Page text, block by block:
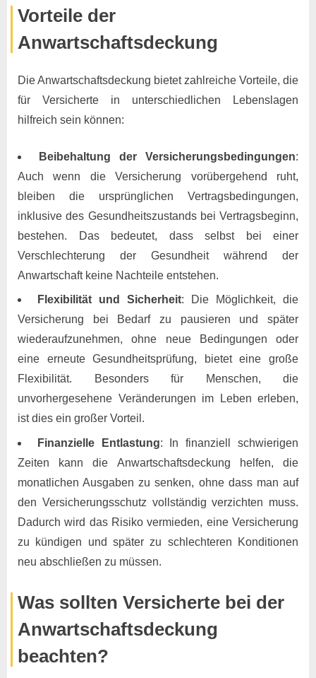
Vorteile der
Anwartschaftsdeckung
Die Anwartschaftsdeckung bietet zahlreiche Vorteile, die
für Versicherte in unterschiedlichen Lebenslagen
hilfreich sein können:
Beibehaltung der Versicherungsbedingungen:
Auch wenn die Versicherung vorübergehend ruht,
bleiben die ursprünglichen Vertragsbedingungen,
inklusive des Gesundheitszustands bei Vertragsbeginn,
bestehen. Das bedeutet, dass selbst bei einer
Verschlechterung der Gesundheit während der
Anwartschaft keine Nachteile entstehen.
Flexibilität und Sicherheit: Die Möglichkeit, die
Versicherung bei Bedarf zu pausieren und später
wiederaufzunehmen, ohne neue Bedingungen oder
eine erneute Gesundheitsprüfung, bietet eine große
Flexibilität. Besonders für Menschen, die
unvorhergesehene Veränderungen im Leben erleben,
ist dies ein großer Vorteil.
Finanzielle Entlastung: In finanziell schwierigen
Zeiten kann die Anwartschaftsdeckung helfen, die
monatlichen Ausgaben zu senken, ohne dass man auf
den Versicherungsschutz vollständig verzichten muss.
Dadurch wird das Risiko vermieden, eine Versicherung
zu kündigen und später zu schlechteren Konditionen
neu abschließen zu müssen.
Was sollten Versicherte bei der
Anwartschaftsdeckung
beachten?